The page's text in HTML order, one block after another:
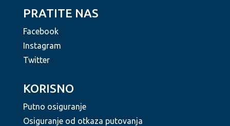
PRATITE NAS
Facebook
Instagram
Twitter
KORISNO
Putno osiguranje
Osiguranje od otkaza putovanja